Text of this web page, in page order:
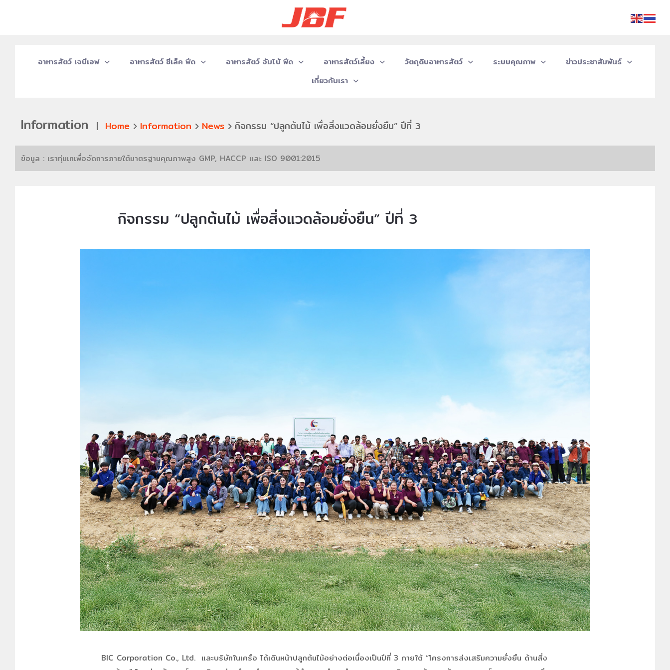
อาหารสัตว์ เจบีเอฟ อาหารสัตว์ ซีเล็ค ฟีด อาหารสัตว์ จัมโบ้ ฟีด อาหารสัตว์เลี้ยง วัตถุดิบอาหารสัตว์ ระบบคุณภาพ
ข่าวประชาสัมพันธ์
เกี่ยวกับเรา
Information | Home Information News กิจกรรม “ปลูกต้นไม้ เพื่อสิ่งแวดล้อมยั่งยืน” ปีที่ 3
ข้อมูล : เราทุ่มเทเพื่อจัดการภายใต้มาตรฐานคุณภาพสูง GMP, HACCP และ ISO 9001:2015
กิจกรรม “ปลูกต้นไม้ เพื่อสิ่งแวดล้อมยั่งยืน” ปีที่ 3
BIC Corporation Co., Ltd. และบริษัทในเครือ ได้เดินหน้าปลูกต้นไม้อย่างต่อเนื่องเป็นปีที่ 3 ภายใต้ “โครงการส่งเสริมความยั่งยืน ด้านสิ่ง